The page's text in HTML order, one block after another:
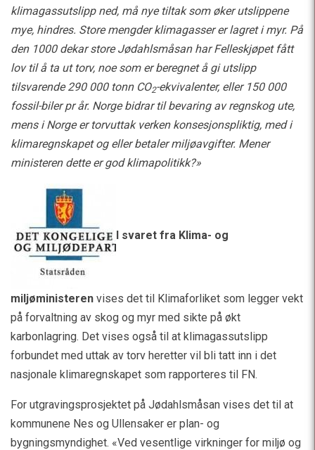
klimagassutslipp ned, må nye tiltak som øker utslippene
mye, hindres. Store mengder klimagasser er lagret i myr. På
den 1000 dekar store Jødahlsmåsan har Felleskjøpet fått
lov til å ta ut torv, noe som er beregnet å gi utslipp
tilsvarende 290 000 tonn CO2-ekvivalenter, eller 150 000
fossil-biler pr år. Norge bidrar til bevaring av regnskog ute,
mens i Norge er torvuttak verken konsesjonspliktig, med i
klimaregnskapet og eller betaler miljøavgifter. Mener
ministeren dette er god klimapolitikk?»
I svaret fra Klima- og
miljøministeren vises det til Klimaforliket som legger vekt
på forvaltning av skog og myr med sikte på økt
karbonlagring. Det vises også til at klimagassutslipp
forbundet med uttak av torv heretter vil bli tatt inn i det
nasjonale klimaregnskapet som rapporteres til FN.
For utgravingsprosjektet på Jødahlsmåsan vises det til at
kommunene Nes og Ullensaker er plan- og
bygningsmyndighet. «Ved vesentlige virkninger for miljø og